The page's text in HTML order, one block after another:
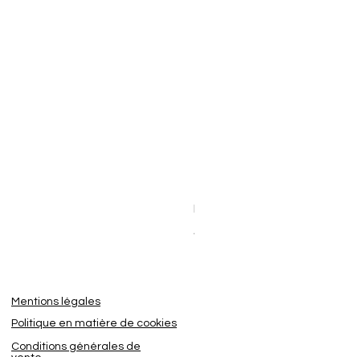
Dashcam BlackVue Elite 8-
À partir de
Mentions légales
Politique en matière de cookies
Conditions générales de